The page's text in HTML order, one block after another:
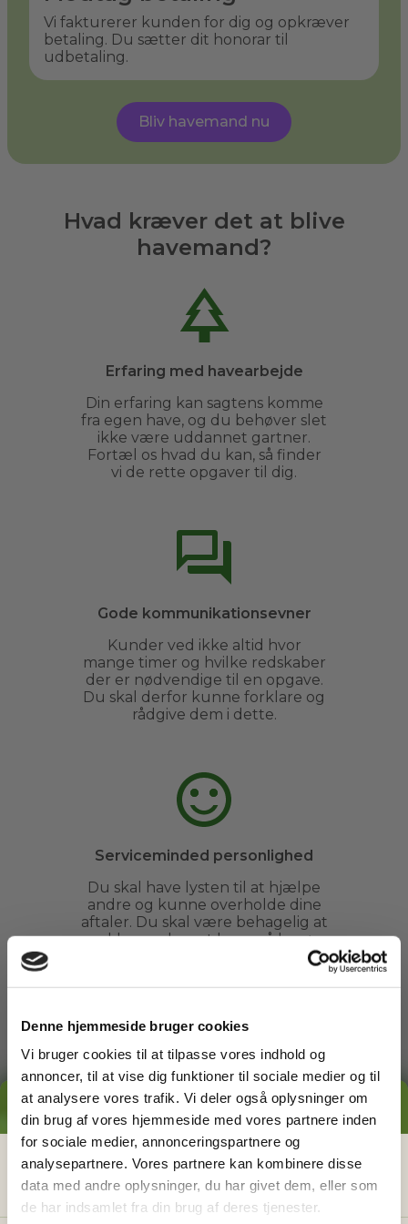
Denne hjemmeside bruger cookies
Vi bruger cookies til at tilpasse vores indhold og
annoncer, til at vise dig funktioner til sociale medier og til
at analysere vores trafik. Vi deler også oplysninger om
din brug af vores hjemmeside med vores partnere inden
for sociale medier, annonceringspartnere og
analysepartnere. Vores partnere kan kombinere disse
data med andre oplysninger, du har givet dem, eller som
de har indsamlet fra din brug af deres tjenester.
Vi fakturerer kunden for dig og opkræver
betaling. Du sætter dit honorar til
udbetaling.
Bliv havemand nu
Hvad kræver det at blive
havemand?
Erfaring med havearbejde
Din erfaring kan sagtens komme
fra egen have, og du behøver slet
ikke være uddannet gartner.
Fortæl os hvad du kan, så finder
vi de rette opgaver til dig.
Gode kommunikationsevner
Kunder ved ikke altid hvor
mange timer og hvilke redskaber
der er nødvendige til en opgave.
Du skal derfor kunne forklare og
rådgive dem i dette.
Serviceminded personlighed
Du skal have lysten til at hjælpe
andre og kunne overholde dine
aftaler. Du skal være behagelig at
snakke med og at have på besøg.
Ren straffeattest
Vi garanterer, at alle vores
havemænd har ren straffeattest,
så vores kunder altid kan føle sig
helt trygge ved at få besøg fra Go
Go Garden i haven.
GRATIS PRISESTIMAT
Hvad koster detegentligat få
hjælp i haven?